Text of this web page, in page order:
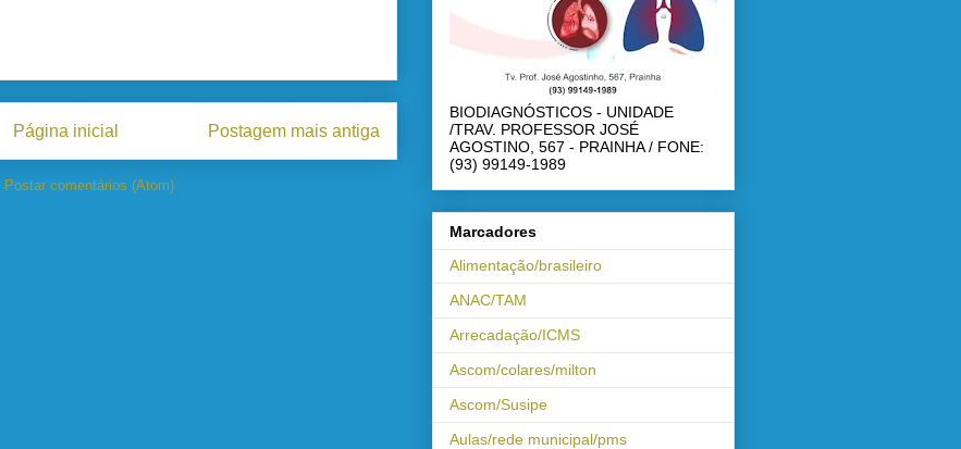
Postagem mais antiga
Página inicial
Postar comentários (Atom)
BIODIAGNÓSTICOS - UNIDADE
/TRAV. PROFESSOR JOSÉ
AGOSTINO, 567 - PRAINHA / FONE:
(93) 99149-1989
Marcadores
Alimentação/brasileiro
ANAC/TAM
Arrecadação/ICMS
Ascom/colares/milton
Ascom/Susipe
Aulas/rede municipal/pms